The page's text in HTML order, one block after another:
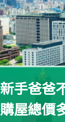
新手爸爸
購屋總價